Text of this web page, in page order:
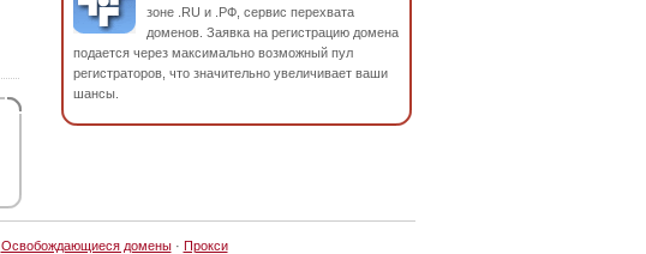
зоне .RU и .РФ, сервис перехвата
доменов. Заявка на регистрацию домена
подается через максимально возможный пул
регистраторов, что значительно увеличивает ваши
шансы.
Освобождающиеся домены· Прокси